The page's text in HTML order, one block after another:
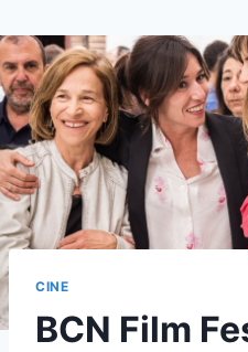
al
contenido
CINE
BCN Film